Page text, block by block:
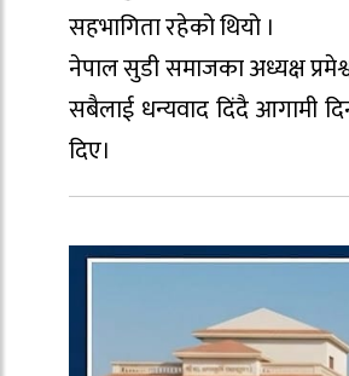
सहभागिता रहेको थियो ।
नेपाल सुडी समाजका अध्यक्ष
सबैलाई धन्यवाद दिंदै आगामी
दिए।